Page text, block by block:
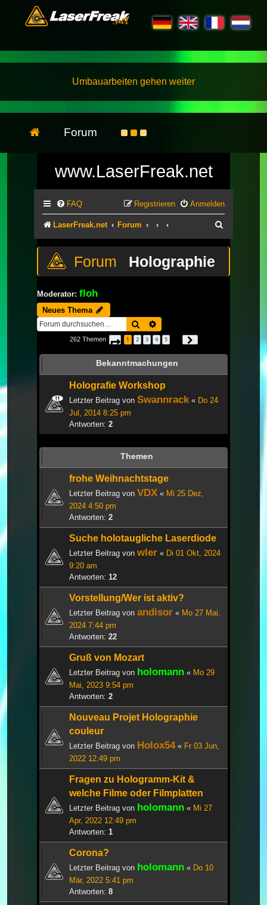
Umbauarbeiten gehen weiter
Forum
www.LaserFreak.net
FAQ Anmelden
Registrieren
LaserFreak.net Forum
Holographie
Moderator: floh
Neues Thema
Suche
262 Themen Seite 1von
1 2 3 4 5
Bekanntmachungen
Holografie Workshop
Letzter Beitrag von Swannrack« Do 24
Jul, 2014 8:25 pm
Antworten: 2
Themen
frohe Weihnachtstage
Letzter Beitrag von VDX « Mi 25 Dez,
2024 4:50 pm
Antworten: 2
Suche holotaugliche Laserdiode
Letzter Beitrag von wler « Di 01 Okt, 2024
9:20 am
Antworten: 12
Vorstellung/Wer ist aktiv?
Letzter Beitrag von andisor « Mo 27 Mai,
2024 7:44 pm
Antworten: 22
Gruß von Mozart
Letzter Beitrag von holomann « Mo 29
Mai, 2023 9:54 pm
Antworten: 2
Nouveau Projet Holographie
couleur
Letzter Beitrag von Holox54« Fr 03 Jun,
2022 12:49 pm
Fragen zu Hologramm-Kit &
welche Filme oder Filmplatten
Letzter Beitrag von holomann « Mi 27
Apr, 2022 12:49 pm
Antworten: 1
Corona?
Letzter Beitrag von holomann « Do 10
Mär, 2022 5:41 pm
Antworten: 8